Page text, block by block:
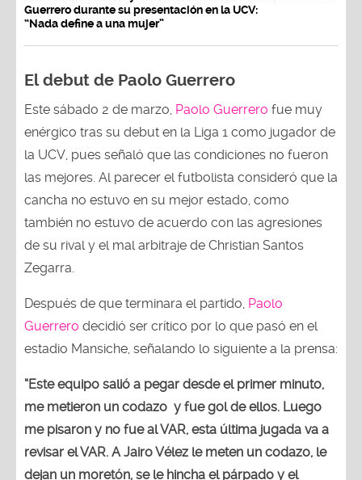
Guerrero durante su presentación en la UCV:
“Nada define a una mujer”
El debut de Paolo Guerrero
Este sábado 2 de marzo, Paolo Guerrero fue muy
enérgico tras su debut en la Liga 1 como jugador de
la UCV, pues señaló que las condiciones no fueron
las mejores. Al parecer el futbolista consideró que la
cancha no estuvo en su mejor estado, como
también no estuvo de acuerdo con las agresiones
de su rival y el mal arbitraje de Christian Santos
Zegarra.
Después de que terminara el partido, Paolo
Guerrero decidió ser crítico por lo que pasó en el
estadio Mansiche, señalando lo siguiente a la prensa:
“Este equipo salió a pegar desde el primer minuto,
me metieron un codazo y fue gol de ellos. Luego
me pisaron y no fue al VAR, esta última jugada va a
revisar el VAR. A Jairo Vélez le meten un codazo, le
dejan un moretón, se le hincha el párpado y el